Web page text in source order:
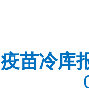
疫苗冷库